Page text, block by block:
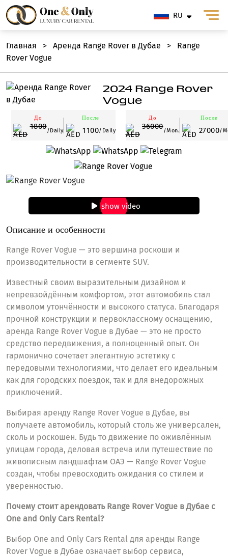
RU
Главная > Аренда Range Rover в Дубае >
Range
Rover Vogue
2024 Range Rover
Vogue
До
1800/Daily
После
1100/Daily
До
36000/Mon.
После
27000/
show video
Описание и особенности
Range Rover Vogue — это вершина роскоши и
производительности в сегменте SUV.
Известный своим выразительным дизайном и
непревзойдённым комфортом, этот автомобиль стал
символом утончённости и высокого статуса. Благодаря
прочной конструкции и первоклассному оснащению,
аренда Range Rover Vogue в Дубае — это не просто
средство передвижения, а полноценный опыт. Он
гармонично сочетает элегантную эстетику с
передовыми технологиями, что делает его идеальным
как для городских поездок, так и для внедорожных
приключений.
Выбирая аренду Range Rover Vogue в Дубае, вы
получаете автомобиль, который столь же универсален,
сколь и роскошен. Будь то движение по оживлённым
улицам города, деловая встреча или путешествие по
живописным ландшафтам ОАЭ — Range Rover Vogue
создан, чтобы превосходить ожидания со стилем и
уверенностью.
Почему стоит арендовать Range Rover Vogue в Дубае с
One and Only Cars Rental?
Выбор One and Only Cars Rental для аренды Range
Rover Vogue в Дубае означает выбор сервиса,